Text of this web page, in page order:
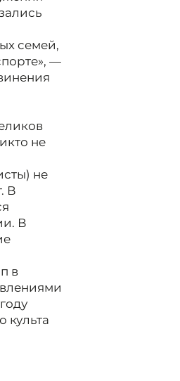
семей,
—
не
не
В
В
в
культа